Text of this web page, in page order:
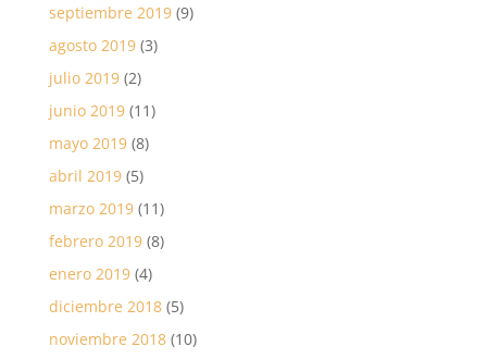
septiembre 2019(9)
agosto 2019(3)
julio 2019(2)
junio 2019(11)
mayo 2019(8)
abril 2019(5)
marzo 2019(11)
febrero 2019(8)
enero 2019(4)
diciembre 2018(5)
noviembre 2018(10)